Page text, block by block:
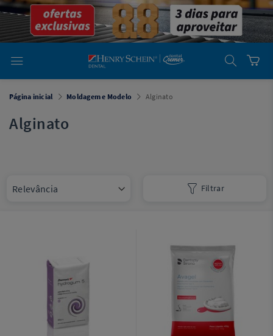
emDental
Cremer -
Henry Schein
Laboratório
Laboratório
emDental
Henry Schein
Você está
Odontológico
Página inicial Moldagem e Modelo Alginato
Alginato
Filtrar